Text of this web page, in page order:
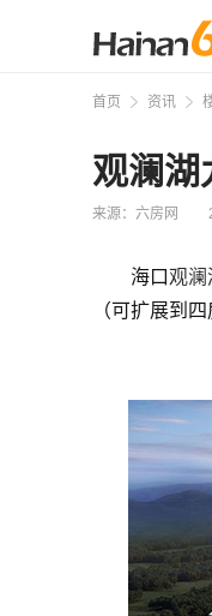
首页 资讯
观澜湖
来源：六房网
海口观澜
（可扩展到